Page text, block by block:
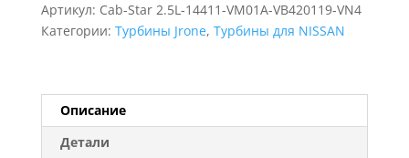
Cab-
VN4,
14411-
VM01A
Артикул: Cab-Star 2.5L-14411-VM01A-VB420119-VN4
Категории: Турбины Jrone, Турбины для NISSAN
Описание
Детали